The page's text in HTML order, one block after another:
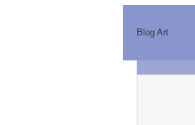
Blog Art